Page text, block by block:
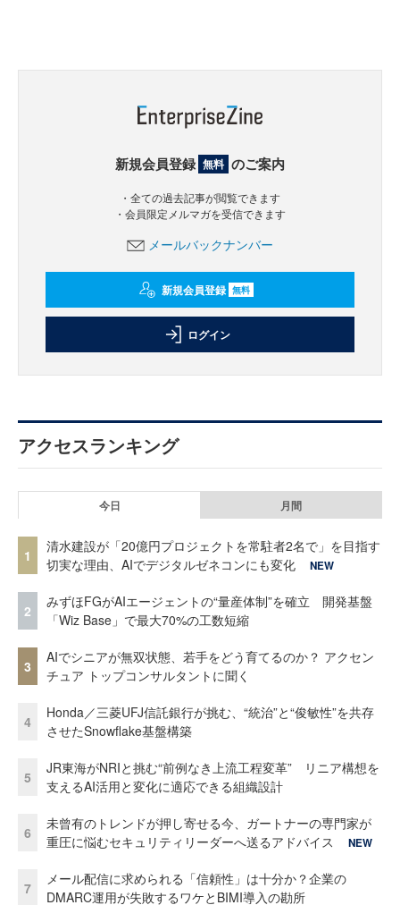
新規会員登録 無料 のご案内
・全ての過去記事が閲覧できます
・会員限定メルマガを受信できます
メールバックナンバー
新規会員登録 無料
ログイン
アクセスランキング
今日 月間
1
清水建設が「20億円プロジェクトを常駐者2名で」を目指す
切実な理由、AIでデジタルゼネコンにも変化
NEW
2
みずほFGがAIエージェントの“量産体制”を確立 開発基盤
「Wiz Base」で最大70%の工数短縮
3
AIでシニアが無双状態、若手をどう育てるのか？ アクセン
チュア トップコンサルタントに聞く
4
Honda／三菱UFJ信託銀行が挑む、“統治”と“俊敏性”を共存
させたSnowflake基盤構築
5
JR東海がNRIと挑む“前例なき上流工程変革” リニア構想を
支えるAI活用と変化に適応できる組織設計
6
未曾有のトレンドが押し寄せる今、ガートナーの専門家が
重圧に悩むセキュリティリーダーへ送るアドバイス
NEW
7
メール配信に求められる「信頼性」は十分か？企業の
DMARC運用が失敗するワケとBIMI導入の勘所